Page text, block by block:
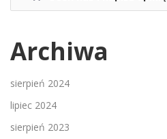
Archiwa
sierpień 2024
lipiec 2024
sierpień 2023